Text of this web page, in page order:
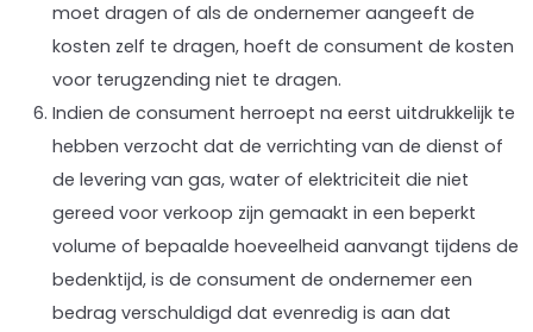
moet dragen of als de ondernemer aangeeft de
kosten zelf te dragen, hoeft de consument de kosten
voor terugzending niet te dragen.
Indien de consument herroept na eerst uitdrukkelijk te
hebben verzocht dat de verrichting van de dienst of
de levering van gas, water of elektriciteit die niet
gereed voor verkoop zijn gemaakt in een beperkt
volume of bepaalde hoeveelheid aanvangt tijdens de
bedenktijd, is de consument de ondernemer een
bedrag verschuldigd dat evenredig is aan dat